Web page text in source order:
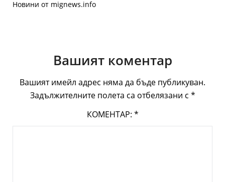
Новини от mignews.info
Вашият коментар
Вашият имейл адрес няма да бъде публикуван.
Задължителните полета са отбелязани с *
КОМЕНТАР: *